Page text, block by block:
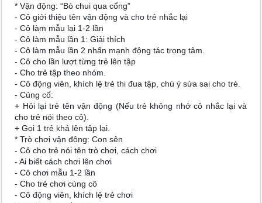
* Vận động: “Bò chui qua cổng”
- Cô giới thiệu tên vận động và cho trẻ nhắc lại
- Cô làm mẫu lại 1-2 lần
- Cô làm mẫu lần 1: Giải thích
- Cô làm mẫu lần 2 nhấn mạnh động tác trọng tâm.
- Cô cho lần lượt từng trẻ lên tập
- Cho trẻ tập theo nhóm.
- Cô động viên, khích lệ trẻ thi đua tập, chú ý sửa sai cho trẻ.
- Củng cố:
+ Hỏi lại trẻ tên vận động (Nếu trẻ không nhớ cô nhắc lại và
cho trẻ nói theo cô).
+ Gọi 1 trẻ khá lên tập lại.
* Trò chơi vận động: Con sên
- Cô cho trẻ nói tên trò chơi, cách chơi
- Ai biết cách chơi lên chơi
- Cô chơi mẫu 1-2 lần
- Cho trẻ chơi cùng cô
- Cô động viên, khích lệ trẻ chơi